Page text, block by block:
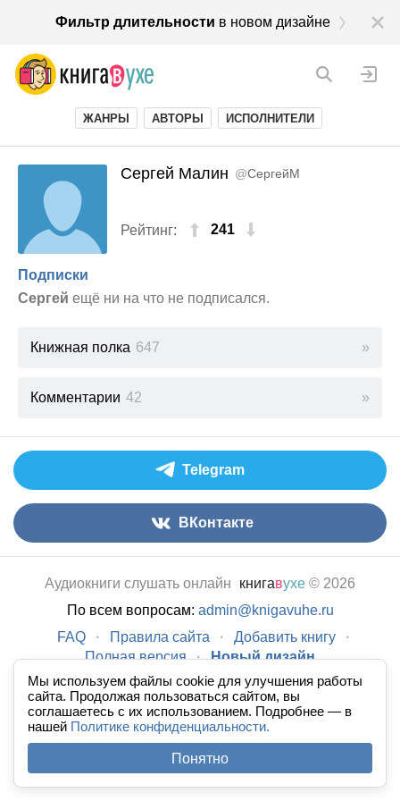
Мы используем файлы cookie для улучшения работы
сайта. Продолжая пользоваться сайтом, вы
соглашаетесь с их использованием. Подробнее — в
нашей Политике конфиденциальности.
Понятно
Фильтр длительности в новом дизайне
ЖАНРЫ АВТОРЫ ИСПОЛНИТЕЛИ
Сергей Малин @СергейМ
Рейтинг: 241
Подписки
Сергей ещё ни на что не подписался.
Книжная полка 647
Комментарии 42
Telegram
ВКонтакте
Аудиокниги слушать онлайн книгавухе © 2026
По всем вопросам: admin@knigavuhe.ru
FAQ
· Правила сайта · Добавить книгу
·
Полная версия
· Новый дизайн